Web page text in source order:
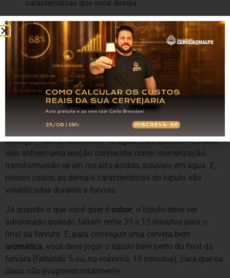
características que você deseja
Regra de ouro no uso do lúpulo
Mas além dos tipos e características, existe uma regrinha de
ouro:quanto mais tempo o lúpulo fica na fervura, mais
amargor ele agrega.
Adiciona-se no início da fervura (é normalmente
acrescentado quando faltam uns 60 minutos ou um pouco
mais para o final dessa etapa). Isso ocorre porque em
estado natural, os alfa-ácidos do lúpulo (responsáveis pelo
amargor) não se dissolvem na água, mas quando fervidos,
eles sofrem uma reação conhecida como isomerização,
transformando-se em iso-alfa-ácidos, solúveis em água. E,
nesses casos, as demais características do lúpulo são
volatilizadas durante a fervura.
Já quando o que você quer é sabor, o lúpulo deve ser
adicionado quando faltam entre 30 e 15 minutos para o
final da fervura. E, para conseguir uma cerveja bem
aromática, você deve jogar o lúpulo bem perto do final da
fervura (faltando 5 ou, no máximo, 10 minutos), para que os
óleos não evaporem totalmente.